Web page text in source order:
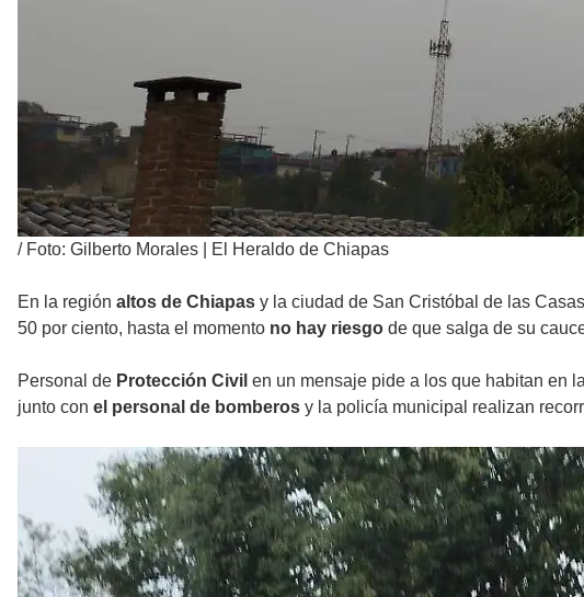
/ Foto: Gilberto Morales | El Heraldo de Chiapas
En la región altos de Chiapas y la ciudad de San Cristóbal de las
50 por ciento, hasta el momento no hay riesgo de que salga de su
Personal de Protección Civil en un mensaje pide a los que habitan en
junto con el personal de bomberos y la policía municipal realizan